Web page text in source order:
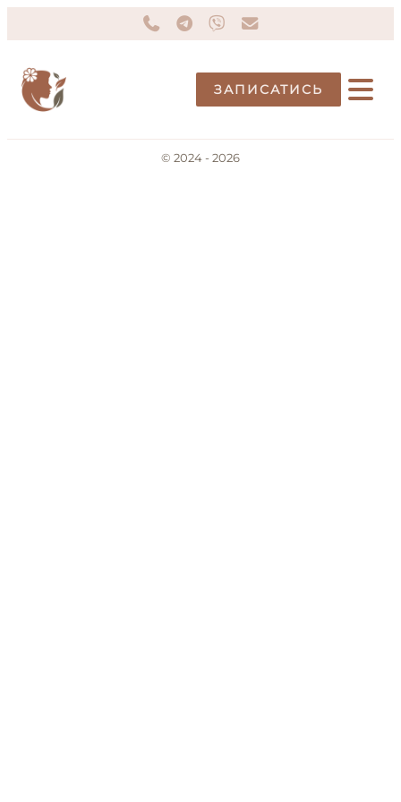
ЗАПИСАТИСЬ
© 2024 - 2026